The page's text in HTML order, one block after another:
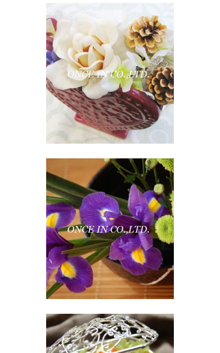
フレグランスフラ
ワー「サボンドゥ
フルール」
DELICULTURE
日本の伝統芸術
「生け花」教室
DELICULTURE